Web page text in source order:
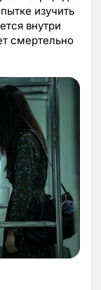
изучить
внутри
смертельно